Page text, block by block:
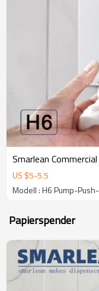
Smarlean
US $5-5.5
Modell : H6 Pump-
Papierspender